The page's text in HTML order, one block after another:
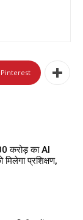
Pinterest
करोड़ का AI
प्रशिक्षण,